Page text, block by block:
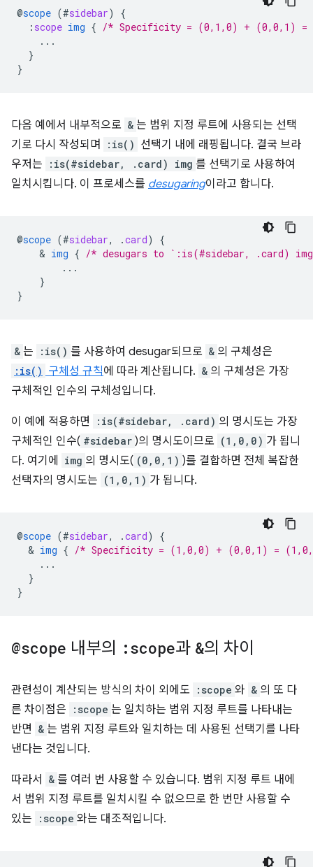
@scope (#sidebar)
{
: scope img { /* Specificity = (0,1,0) + (0,0,1)
...
}
}
다음 예에서 내부적으로 & 는 범위 지정 루트에 사용되는 선택
기로 다시 작성되며
:is() 선택기 내에 래핑됩니다. 결국 브라
우저는
:is(#sidebar, .card) img 를 선택기로 사용하여
일치시킵니다. 이 프로세스를 desugaring이라고 합니다.
@scope (#sidebar, .card)
{
    &
img { /* desugars to `:is(#sidebar, .card)
...
}
}
& 는 :is() 를 사용하여 desugar되므로 & 의 구체성은
:is() 구체성 규칙에 따라 계산됩니다. & 의 구체성은 가장
구체적인 인수의 구체성입니다.
이 예에 적용하면 :is(#sidebar, .card) 의 명시도는 가장
구체적인 인수( #sidebar )의 명시도이므로 (1,0,0) 가 됩니
다. 여기에
img 의 명시도( (0,0,1) )를 결합하면 전체 복잡한
선택자의 명시도는 (1,0,1) 가 됩니다.
@scope (#sidebar, .card)
{
  &
img { /* Specificity = (1,0,0) + (0,0,1) =
...
}
}
@scope 내부의 :scope과 &의 차이
관련성이 계산되는 방식의 차이 외에도 :scope 와 & 의 또 다
른 차이점은
:scope 는 일치하는 범위 지정 루트를 나타내는
반면 & 는 범위 지정 루트와 일치하는 데 사용된 선택기를 나타
낸다는 것입니다.
따라서 & 를 여러 번 사용할 수 있습니다. 범위 지정 루트 내에
서 범위 지정 루트를 일치시킬 수 없으므로 한 번만 사용할 수
있는
:scope 와는 대조적입니다.